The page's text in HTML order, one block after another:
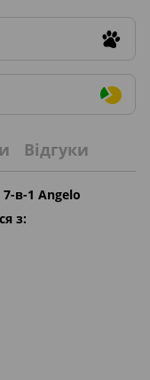
Відгуки
в-1 Angelo
з: